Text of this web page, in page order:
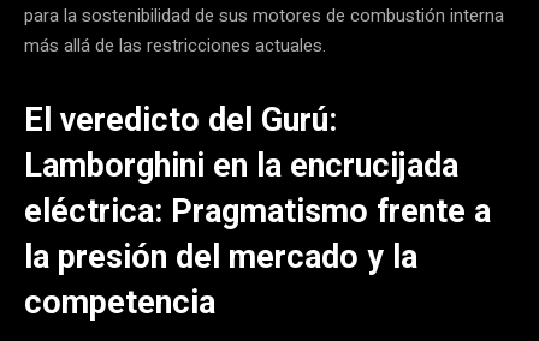
para la sostenibilidad de sus motores de combustión interna
más allá de las restricciones actuales.
El veredicto del Gurú:
Lamborghini en la encrucijada
eléctrica: Pragmatismo frente a
la presión del mercado y la
competencia